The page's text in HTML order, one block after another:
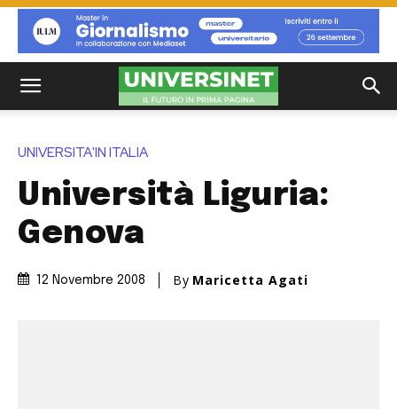
UNIVERSITA'IN ITALIA
Università Liguria:
Genova
12 Novembre 2008 By Maricetta Agati